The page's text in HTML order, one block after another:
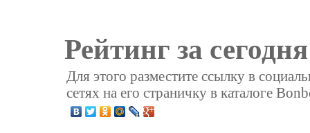
Рейтинг за
Для этого разместите ссылку в
сетях на его страничку в каталоге